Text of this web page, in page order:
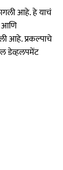
आहे. हे याचं
आणि
आहे. प्रकल्पाचे
डेव्हलपमेंट